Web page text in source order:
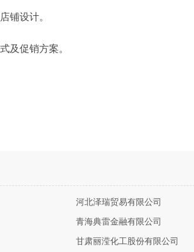
铺设计。
及促销方案。
河北泽瑞贸易有限公司
青海典雷金融有限公司
甘肃丽滢化工股份有限公司